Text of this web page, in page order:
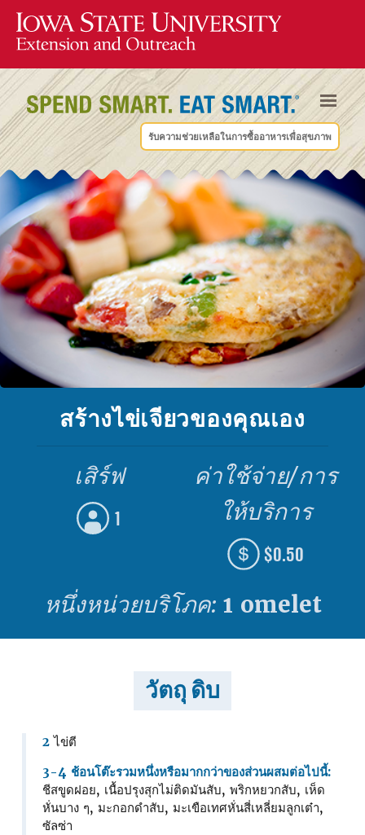
รับความช่วยเหลือในการซื้ออาหารเพื่อสุขภาพ
สร้างไข่เจียวของคุณเอง
เสิร์ฟ
1
ค่าใช้จ่าย/การ
ให้บริการ
$0.50
หนึ่งหน่วยบริโภค: 1 omelet
วัตถุ ดิบ
2 ไข่ตี
3-4 ช้อนโต๊ะรวมหนึ่งหรือมากกว่าของส่วนผสมต่อไปนี้:
ชีสขูดฝอย, เนื้อปรุงสุกไม่ติดมันสับ, พริกหยวกสับ, เห็ด
หั่นบาง ๆ, มะกอกดําสับ, มะเขือเทศหั่นสี่เหลี่ยมลูกเต๋า,
ซัลซ่า